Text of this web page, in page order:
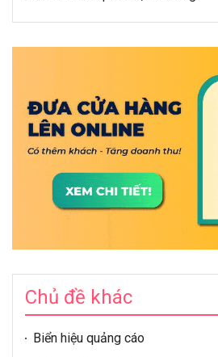
Chủ đề khác
Biển hiệu quảng cáo